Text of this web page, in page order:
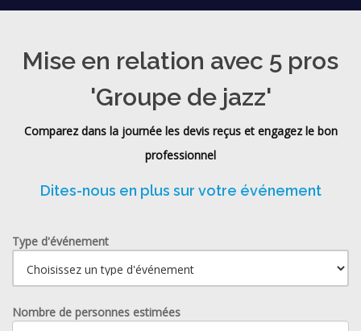
Mise en relation avec 5 pros
'Groupe de jazz'
Comparez dans la journée les devis reçus et engagez le bon
professionnel
Dites-nous en plus sur votre événement
Type d'événement
Nombre de personnes estimées